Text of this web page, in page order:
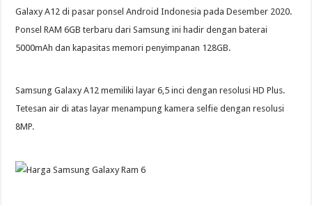
Galaxy A12 di pasar ponsel Android Indonesia pada Desember 2020.
Ponsel RAM 6GB terbaru dari Samsung ini hadir dengan baterai
5000mAh dan kapasitas memori penyimpanan 128GB.
Samsung Galaxy A12 memiliki layar 6,5 inci dengan resolusi HD Plus.
Tetesan air di atas layar menampung kamera selfie dengan resolusi
8MP.